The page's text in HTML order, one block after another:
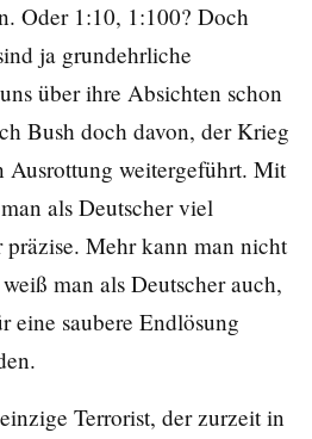
Oder 1:10, 1:100? Doch
ja grundehrliche
über ihre Absichten schon
Bush doch davon, der Krieg
Ausrottung weitergeführt. Mit
als Deutscher viel
präzise. Mehr kann man nicht
man als Deutscher auch,
eine saubere Endlösung
Terrorist, der zurzeit in